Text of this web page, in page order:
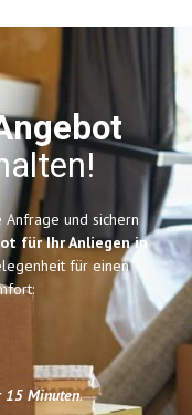
und sichern
für Ihr Anliegen in
für einen
15 Minuten.